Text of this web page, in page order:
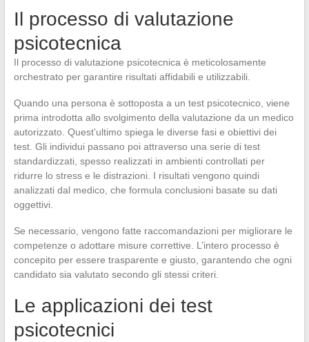
Il processo di valutazione
psicotecnica
Il processo di valutazione psicotecnica è meticolosamente
orchestrato per garantire risultati affidabili e utilizzabili.
Quando una persona è sottoposta a un test psicotecnico, viene
prima introdotta allo svolgimento della valutazione da un medico
autorizzato. Quest’ultimo spiega le diverse fasi e obiettivi dei
test. Gli individui passano poi attraverso una serie di test
standardizzati, spesso realizzati in ambienti controllati per
ridurre lo stress e le distrazioni. I risultati vengono quindi
analizzati dal medico, che formula conclusioni basate su dati
oggettivi.
Se necessario, vengono fatte raccomandazioni per migliorare le
competenze o adottare misure correttive. L’intero processo è
concepito per essere trasparente e giusto, garantendo che ogni
candidato sia valutato secondo gli stessi criteri.
Le applicazioni dei test
psicotecnici